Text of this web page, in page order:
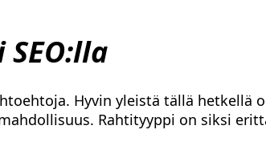
Hyvin yleistä tällä hetkellä
Rahtityyppi on siksi